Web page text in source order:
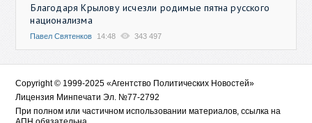
Благодаря Крылову исчезли родимые пятна русского
национализма
Павел Святенков 14:48 343 497
Copyright © 1999-2025 «Агентство Политических Новостей»
Лицензия Минпечати Эл. №77-2792
При полном или частичном использовании материалов, ссылка на